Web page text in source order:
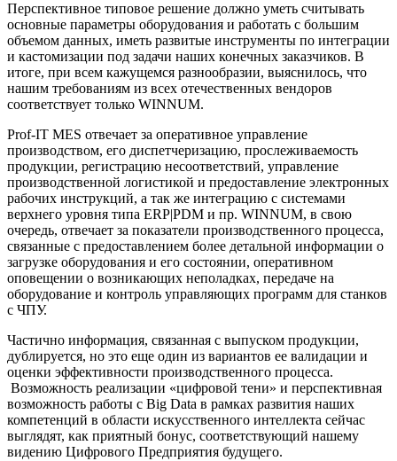
Перспективное типовое решение должно уметь считывать
основные параметры оборудования и работать с большим
объемом данных, иметь развитые инструменты по интеграции
и кастомизации под задачи наших конечных заказчиков. В
итоге, при всем кажущемся разнообразии, выяснилось, что
нашим требованиям из всех отечественных вендоров
соответствует только WINNUM.
Prof-IT MES отвечает за оперативное управление
производством, его диспетчеризацию, прослеживаемость
продукции, регистрацию несоответствий, управление
производственной логистикой и предоставление электронных
рабочих инструкций, а так же интеграцию с системами
верхнего уровня типа ERP|PDM и пр. WINNUM, в свою
очередь, отвечает за показатели производственного процесса,
связанные с предоставлением более детальной информации о
загрузке оборудования и его состоянии, оперативном
оповещении о возникающих неполадках, передаче на
оборудование и контроль управляющих программ для станков
с ЧПУ.
Частично информация, связанная с выпуском продукции,
дублируется, но это еще один из вариантов ее валидации и
оценки эффективности производственного процесса.
Возможность реализации «цифровой тени» и перспективная
возможность работы с Big Data в рамках развития наших
компетенций в области искусственного интеллекта сейчас
выглядят, как приятный бонус, соответствующий нашему
видению Цифрового Предприятия будущего.